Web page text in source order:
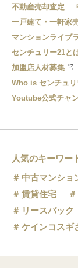
中目黒
国立競技場
代々木
不動産売却査定
一戸建て・一軒家
マンションライブ
センチュリー21と
加盟店人材募集
Who is センチュリ
Youtube公式チャ
人気のキーワー
中古マンショ
賃貸住宅
リースバック
ケインコスギ